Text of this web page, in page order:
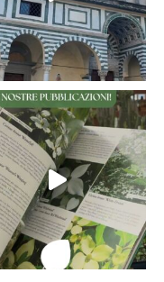
Orto Botanico Forestale
dai 6 ai 12 anni
al N. Verde 800
dell’Energia
–
al N. Verde800